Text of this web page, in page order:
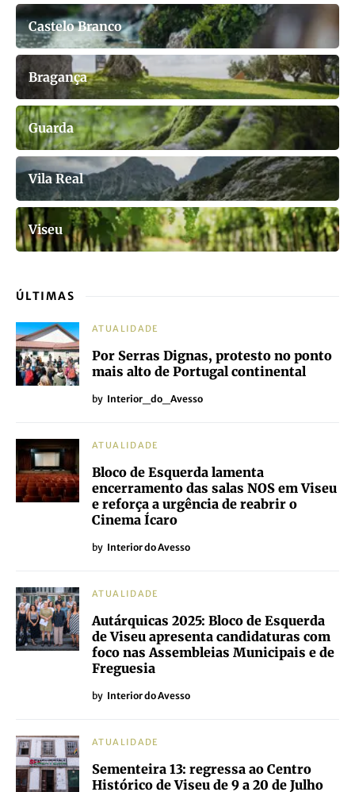
Castelo Branco
Bragança
Guarda
Vila Real
Viseu
ÚLTIMAS
ATUALIDADE
Por Serras Dignas, protesto no ponto
mais alto de Portugal continental
by Interior_do_Avesso
ATUALIDADE
Bloco de Esquerda lamenta
encerramento das salas NOS em Viseu
e reforça a urgência de reabrir o
Cinema Ícaro
by Interior do Avesso
ATUALIDADE
Autárquicas 2025: Bloco de Esquerda
de Viseu apresenta candidaturas com
foco nas Assembleias Municipais e de
Freguesia
by Interior do Avesso
ATUALIDADE
Sementeira 13: regressa ao Centro
Histórico de Viseu de 9 a 20 de Julho